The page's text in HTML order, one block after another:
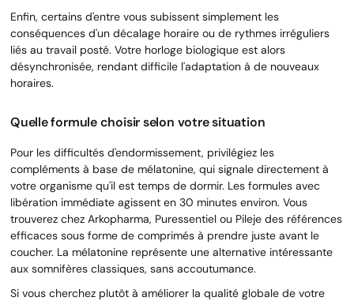
Enfin, certains d'entre vous subissent simplement les
conséquences d'un décalage horaire ou de rythmes irréguliers
liés au travail posté. Votre horloge biologique est alors
désynchronisée, rendant difficile l'adaptation à de nouveaux
horaires.
Quelle formule choisir selon votre situation
Pour les difficultés d'endormissement, privilégiez les
compléments à base de mélatonine, qui signale directement à
votre organisme qu'il est temps de dormir. Les formules avec
libération immédiate agissent en 30 minutes environ. Vous
trouverez chez Arkopharma, Puressentiel ou Pileje des références
efficaces sous forme de comprimés à prendre juste avant le
coucher. La mélatonine représente une alternative intéressante
aux somnifères classiques, sans accoutumance.
Si vous cherchez plutôt à améliorer la qualité globale de votre